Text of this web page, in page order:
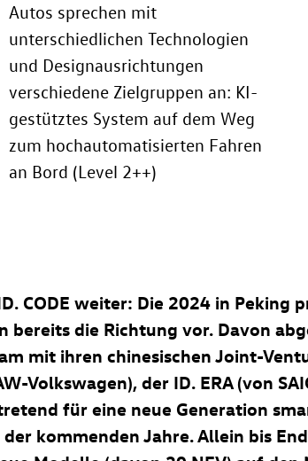
Autos sprechen mit
unterschiedlichen Technologien
und Designausrichtungen
verschiedene Zielgruppen an: KI-
gestütztes System auf dem Weg
zum hochautomatisierten Fahren
an Bord (Level 2++)
CODE weiter: Die 2024 in Peking
bereits die Richtung vor. Davon
mit ihren chinesischen Joint-
Volkswagen), der ID. ERA (von
für eine neue Generation
kommenden Jahre. Allein bis